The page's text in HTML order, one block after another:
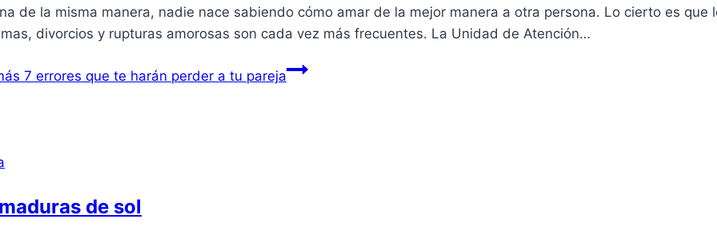
de la misma manera, nadie nace sabiendo cómo amar de la mejor manera a otra persona. Lo cierto es que
divorcios y rupturas amorosas son cada vez más frecuentes. La Unidad de Atención…
7 errores que te harán perder a tu pareja
de sol